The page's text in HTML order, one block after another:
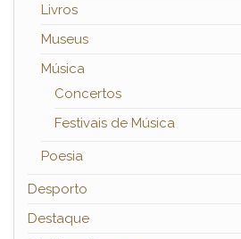
Livros
Museus
Música
Concertos
Festivais de Música
Poesia
Desporto
Destaque